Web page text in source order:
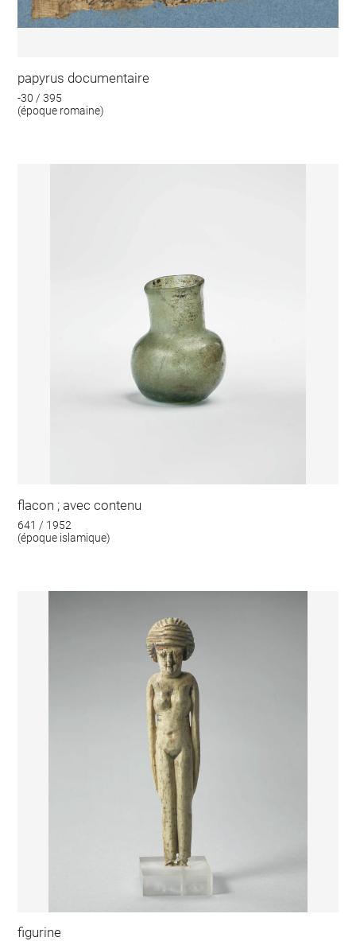
papyrus documentaire
-30 / 395
(époque romaine)
flacon ; avec contenu
641 / 1952
(époque islamique)
figurine